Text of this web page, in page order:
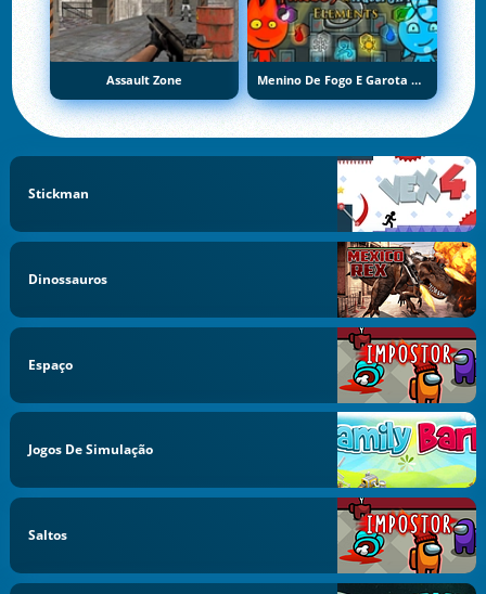
Assault Zone Menino De Fogo E Garota De Água 5: Elementos
Stickman
Dinossauros
Espaço
Jogos De Simulação
Saltos